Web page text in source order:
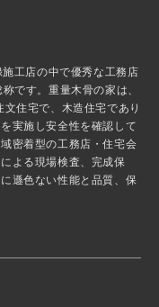
工店の中で優秀な工務店
です。重量木骨の家は、
住宅で、木造住宅であり
実施し安全性を確認して
密着型の工務店・住宅会
よる現場検査、完成保
遜色ない性能と品質、保